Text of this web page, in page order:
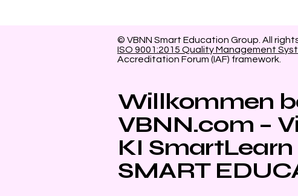
© VBNN Smart Education Group. All
ISO 9001:2015 Quality Management
Accreditation Forum (IAF) framework.
Willkommen
VBNN.com –
KI SmartLearn
SMART